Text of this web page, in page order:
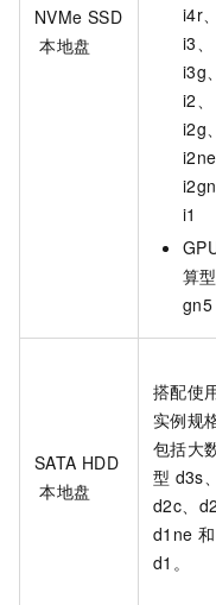
NVMe SSD
本地盘
i4r、
i3、
i3g、
i2、
i2g、
i2ne
i1
算型
gn5
SATA HDD
本地盘
搭配使
实例规
包括大
型 d3s、
d2c、
d1ne 和
d1。